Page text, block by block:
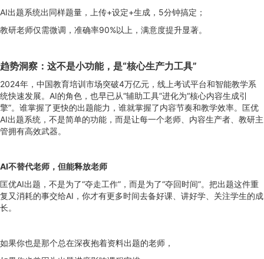
AI出题系统出同样题量，上传+设定+生成，5分钟搞定；
教研老师仅需微调，准确率90%以上，满意度提升显著。
趋势洞察：这不是小功能，是“核心生产力工具”
2024年，中国教育培训市场突破4万亿元，线上考试平台和智能教学系
统快速发展。AI的角色，也早已从“辅助工具”进化为“核心内容生成引
擎”。谁掌握了更快的出题能力，谁就掌握了内容节奏和教学效率。匡优
AI出题系统，不是简单的功能，而是让每一个老师、内容生产者、教研主
管拥有高效武器。
AI不替代老师，但能释放老师
匡优AI出题，不是为了“夺走工作”，而是为了“夺回时间”。把出题这件重
复又消耗的事交给AI，你才有更多时间去备好课、讲好学、关注学生的成
长。
如果你也是那个总在深夜抱着资料出题的老师，